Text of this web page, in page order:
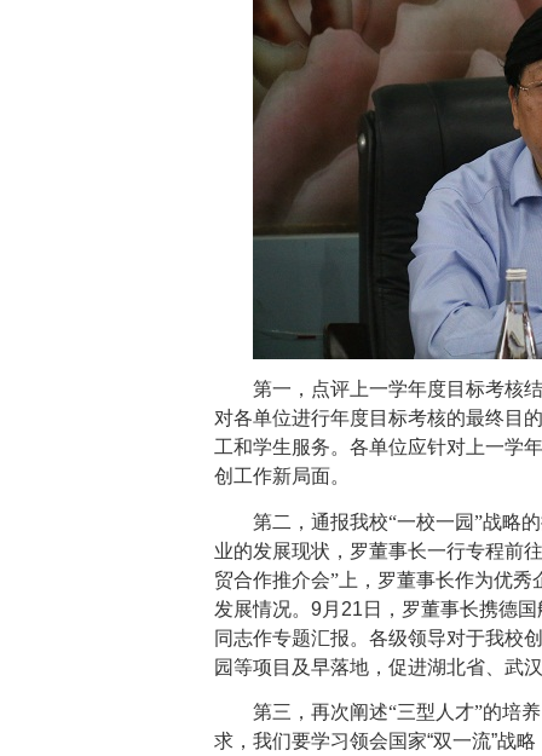
第一，点评上一学年度目标考核
对各单位进行年度目标考核的最终目
工和学生服务。各单位应针对上一学
创工作新局面。
第二，通报我校“一校一园”战略
业的发展现状，罗董事长一行专程前
贸合作推介会”上，罗董事长作为优
发展情况。 9月 21 日，罗董事长携德
同志作专题汇报。各级领导对于我校
园等项目及早落地，促进湖北省、武
第三，再次阐述“三型人才”的培
求，我们要学习领会国家“双一流”战